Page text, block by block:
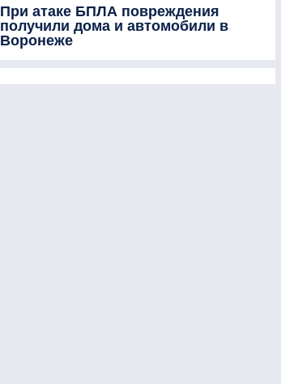
При атаке БПЛА повреждения
получили дома и автомобили в
Воронеже